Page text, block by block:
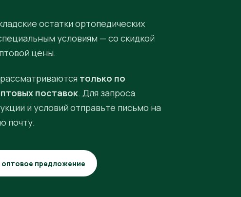
остатки ортопедических
условиям — со скидкой
цены.
только по
поставок. Для запроса
и условий отправьте письмо на
почту.
предложение